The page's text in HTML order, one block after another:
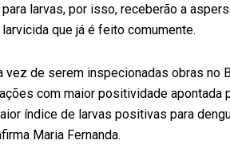
larvas, por isso, receberão a
que já é feito comumente.
de serem inspecionadas obras no
com maior positividade apontada
índice de larvas positivas para
Maria Fernanda.